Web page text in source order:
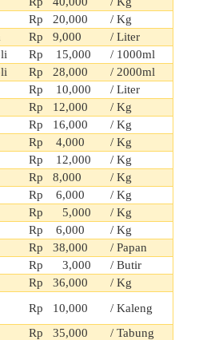
Rp 20,000
/ Kg
Rp 9,000
/ Liter
Rp 15,000
/ 1000ml
Rp 28,000
/ 2000ml
Rp 10,000
/ Liter
Rp 12,000
/ Kg
Rp 16,000
/ Kg
Rp 4,000
/ Kg
Rp 12,000
/ Kg
Rp 8,000
/ Kg
Rp 6,000
/ Kg
Rp 5,000
/ Kg
Rp 6,000
/ Kg
Rp 38,000
/ Papan
Rp 3,000
/ Butir
Rp 36,000
/ Kg
Rp 10,000
/ Kaleng
Rp 35,000
/ Tabung